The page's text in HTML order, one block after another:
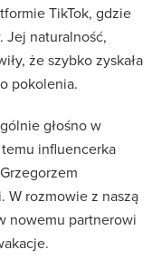
TikTok, gdzie
Jej naturalność,
że szybko zyskała
pokolenia.
głośno w
influencerka
W rozmowie z naszą
nowemu partnerowi